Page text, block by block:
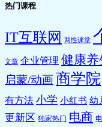
热门课程
IT互联网 两性课堂
文章 企业管理 健康养
启蒙/动画商学院
有方法 小学 小红书 幼
更新区 独家热门 电商